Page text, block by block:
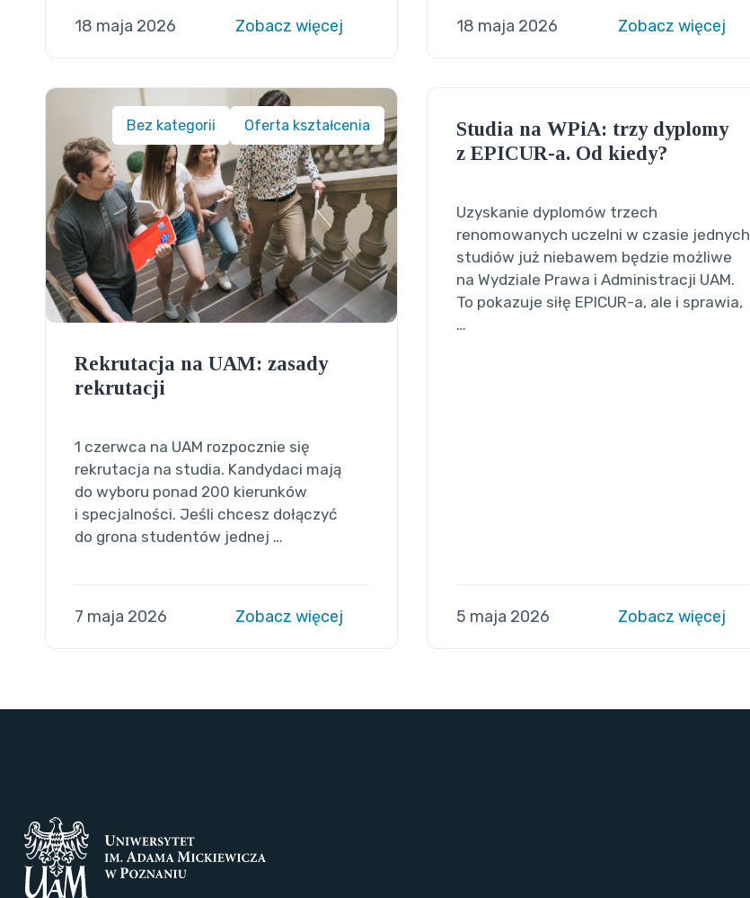
18 maja 2026 Zobacz więcej 18 maja 2026 Zobacz więcej
Bez kategorii Oferta kształcenia
Rekrutacja na UAM: zasady
rekrutacji
1 czerwca na UAM rozpocznie się
rekrutacja na studia. Kandydaci mają
do wyboru ponad 200 kierunków
i specjalności. Jeśli chcesz dołączyć
do grona studentów jednej …
7 maja 2026 Zobacz więcej
Studia na WPiA: trzy dyplomy
z EPICUR-a. Od kiedy?
Uzyskanie dyplomów trzech
renomowanych uczelni w czasie jednych
studiów już niebawem będzie możliwe
na Wydziale Prawa i Administracji UAM.
To pokazuje siłę EPICUR-a, ale i sprawia,
…
5 maja 2026 Zobacz więcej